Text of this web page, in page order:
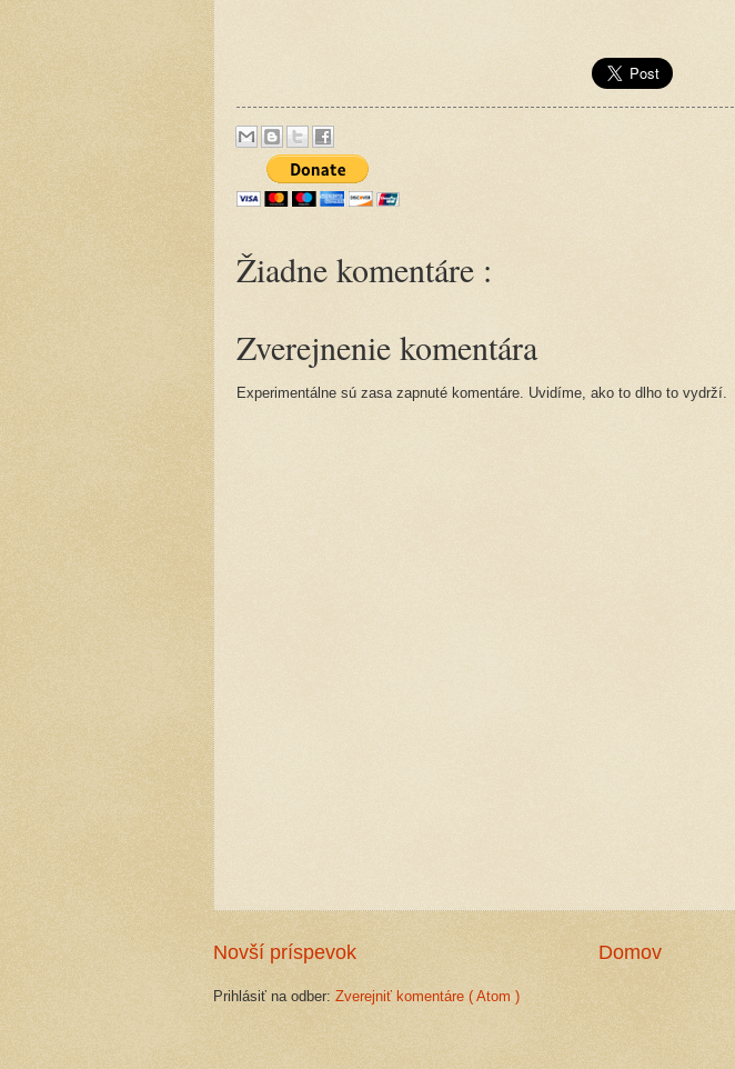
Žiadne komentáre :
Zverejnenie komentára
Experimentálne sú zasa zapnuté komentáre. Uvidíme, ako to dlho to vydrží.
Novší príspevok Domov
Prihlásiť na odber: Zverejniť komentáre ( Atom )